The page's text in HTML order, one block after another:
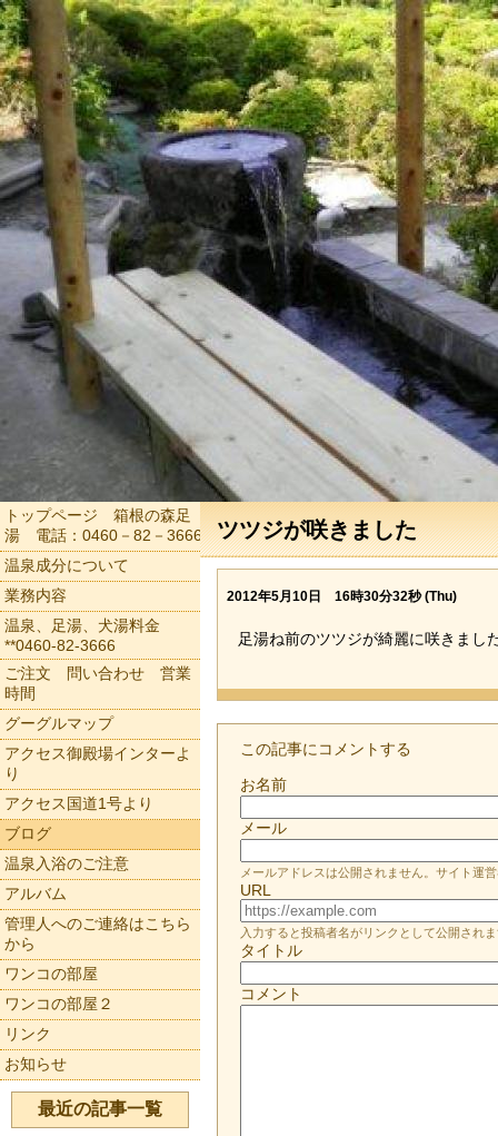
ツツジが咲きました
2012年5月10日 16時30分32秒 (Thu)
足湯ね前のツツジが綺麗に咲きまし
この記事にコメントする
お名前
メール
メールアドレスは公開されません。サイト運
URL
入力すると投稿者名がリンクとして公開され
タイトル
コメント
トップページ 箱根の森足
湯 電話：0460－82－3666
温泉成分について
業務内容
温泉、足湯、犬湯料金
**0460-82-3666
ご注文 問い合わせ 営業
時間
グーグルマップ
アクセス御殿場インターよ
り
アクセス国道1号より
ブログ
温泉入浴のご注意
アルバム
管理人へのご連絡はこちら
から
ワンコの部屋
ワンコの部屋２
リンク
お知らせ
最近の記事一覧